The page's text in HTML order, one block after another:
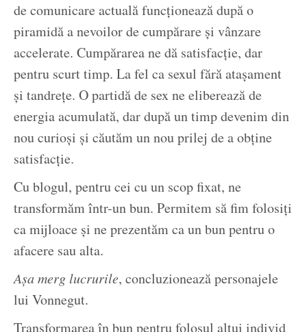
de comunicare actuală funcţionează după o
piramidă a nevoilor de cumpărare şi vânzare
accelerate. Cumpărarea ne dă satisfacţie, dar
pentru scurt timp. La fel ca sexul fără ataşament
şi tandreţe. O partidă de sex ne eliberează de
energia acumulată, dar după un timp devenim din
nou curioşi şi căutăm un nou prilej de a obţine
satisfacţie.
Cu blogul, pentru cei cu un scop fixat, ne
transformăm într-un bun. Permitem să fim folosiţi
ca mijloace şi ne prezentăm ca un bun pentru o
afacere sau alta.
Aşa merg lucrurile, concluzionează personajele
lui Vonnegut.
Transformarea în bun pentru folosul altui individ